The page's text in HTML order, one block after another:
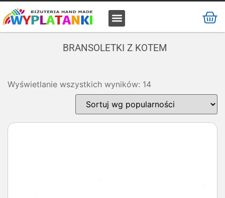
BRANSOLETKI Z KOTEM
Wyświetlanie wszystkich wyników: 14